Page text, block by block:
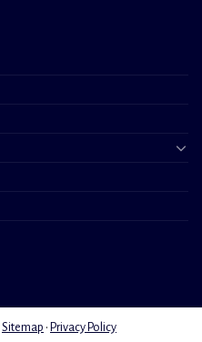
Sitemap • Privacy Policy